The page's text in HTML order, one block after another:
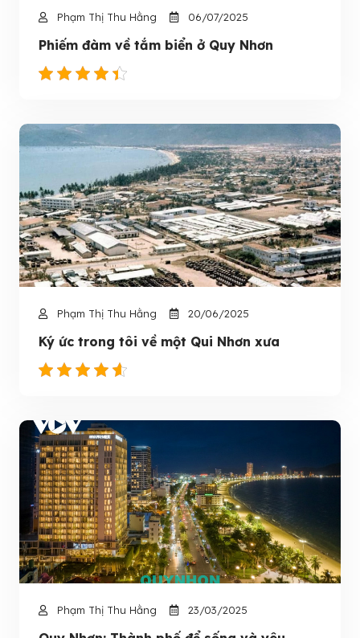
Phạm Thị Thu Hằng 06/07/2025
Phiếm đàm về tắm biển ở Quy Nhơn
Phạm Thị Thu Hằng 20/06/2025
Ký ức trong tôi về một Qui Nhơn xưa
Phạm Thị Thu Hằng 23/03/2025